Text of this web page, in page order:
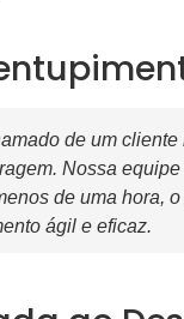
de um cliente
Nossa
de uma hora,
ágil e eficaz.